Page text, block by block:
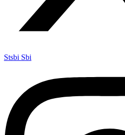
Stsbi Sbi